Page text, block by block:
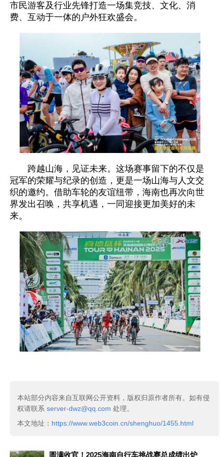
市民游客及行业先锋打造一场集竞技、文化、消
费、互动于一体的户外狂欢盛会。
跨越山海，见证未来。这场赛事留下的不仅是
冠军的荣耀与纪录的创造，更是一场山海与人文交
织的邀约。借助车轮的友谊纽带，海南也再次向世
界发出召唤，共享机遇，一同迎接更加美好的未
来。
本站部分内容来自互联网公开资料，版权归原作者所有。如有侵
权请联系 server-dwz@qq.com 处理。
本文地址： https://www.web3coin.cn/shenghuo/1455.html
圆满收官！2025海南自行车挑战赛总成绩出炉